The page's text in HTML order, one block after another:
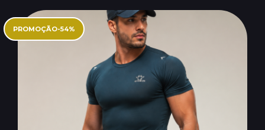
PROMOÇÃO-54%